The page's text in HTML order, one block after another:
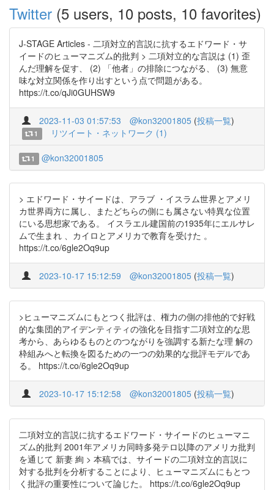
Twitter (5 users, 10 posts, 10 favorites)
J-STAGE Articles - 二項対立的言説に抗するエドワード・サ
イードのヒューマニズム的批判 > 二項対立的な言説は (1) 歪
んだ理解を促す、 (2) 「他者」の排除につながる、 (3) 無意
味な対立関係を作り出すという点で問題がある。
https://t.co/qJi0GUHSW9
2023-11-03 01:57:53 @kon32001805 (投稿一覧)
1 リツイート・ネットワーク (1)
1 @kon32001805
> エドワード・サイードは、アラブ ・イスラム世界とアメリ
カ世界両方に属し、またどちらの側にも属さない特異な位置
にいる思想家である。 イスラエル建国前の1935年にエルサレ
ムで生まれ 、カイロとアメリカで教育を受けた 。
https://t.co/6gle2Oq9up
2023-10-17 15:12:59 @kon32001805 (投稿一覧)
>ヒューマニズムにもとつく批評は、権力の側の排他的で好戦
的な集団的アイデンティティの強化を目指す二項対立的な思
考から、あらゆるものとのつながりを強調する新たな理 解の
枠組みへと転換を図るための一つの効果的な批評モデルであ
る。 https://t.co/6gle2Oq9up
2023-10-17 15:12:58 @kon32001805 (投稿一覧)
二項対立的言説に抗するエドワード・サイードのヒューマニ
ズム的批判 2001年アメリカ同時多発テロ以降のアメリカ批判
を通じて 新妻 絢 > 本稿では、サイードの二項対立的言説に
対する批判を分析することにより、ヒューマニズムにもとつ
く批評の重要性について論じた。 https://t.co/6gle2Oq9up